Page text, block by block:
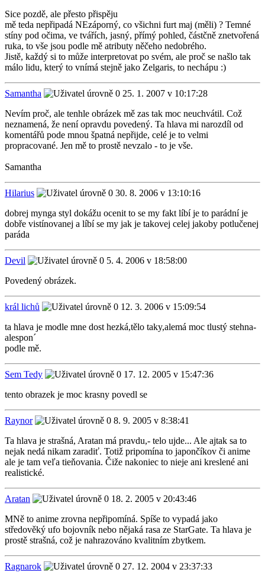
Sice pozdě, ale přesto přispěju
mě teda nepřipadá NEzáporný, co všichni furt maj (měli) ? Temné
stíny pod očima, ve tvářích, jasný, přímý pohled, částčně znetvořená
ruka, to vše jsou podle mě atributy něčeho nedobrého.
Jistě, každý si to může interpretovat po svém, ale proč se našlo tak
málo lidu, který to vnímá stejně jako Zelgaris, to nechápu :)
Samantha
25. 1. 2007 v 10:17:28
Nevím proč, ale tenhle obrázek mě zas tak moc neuchvátil. Což
neznamená, že není opravdu povedený. Ta hlava mi narozdíl od
komentářů pode mnou špatná nepřijde, celé je to velmi
propracované. Jen mě to prostě nevzalo - to je vše.
Samantha
Hilarius
30. 8. 2006 v 13:10:16
dobrej mynga styl dokážu ocenit to se my fakt líbí je to parádní je
dobře vistínovanej a líbí se my jak je takovej celej jakoby potlučenej
paráda
Devil
5. 4. 2006 v 18:58:00
Povedený obrázek.
král lichů
12. 3. 2006 v 15:09:54
ta hlava je modle mne dost hezká,tělo taky,alemá moc tlustý stehna-
alespon´
podle mě.
Sem Tedy
17. 12. 2005 v 15:47:36
tento obrazek je moc krasny povedl se
Raynor
8. 9. 2005 v 8:38:41
Ta hlava je strašná, Aratan má pravdu,- telo ujde... Ale ajtak sa to
nejak nedá nikam zaradiť. Totiž pripomína to japončíkov či anime
ale je tam veľa tieňovania. Čiže nakoniec to nieje ani kreslené ani
realistické.
Aratan
18. 2. 2005 v 20:43:46
MNě to anime zrovna nepřipomíná. Spíše to vypadá jako
středověký ufo bojovník nebo nějaká rasa ze StarGate. Ta hlava je
prostě strašná, což je nahrazováno kvalitním zbytkem.
Ragnarok 27. 12. 2004 v 23:37:33